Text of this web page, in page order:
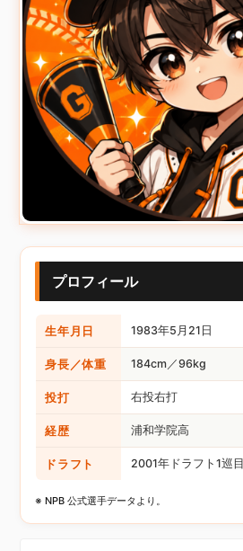
プロフィール
生年月日 1983年5月21日
身長／体重 184cm／96kg
投打 右投右打
経歴 浦和学院高
ドラフト 2001年ドラフト1巡目
※ NPB 公式選手データより。